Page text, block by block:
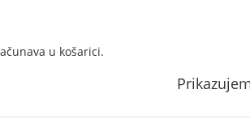
u košarici.